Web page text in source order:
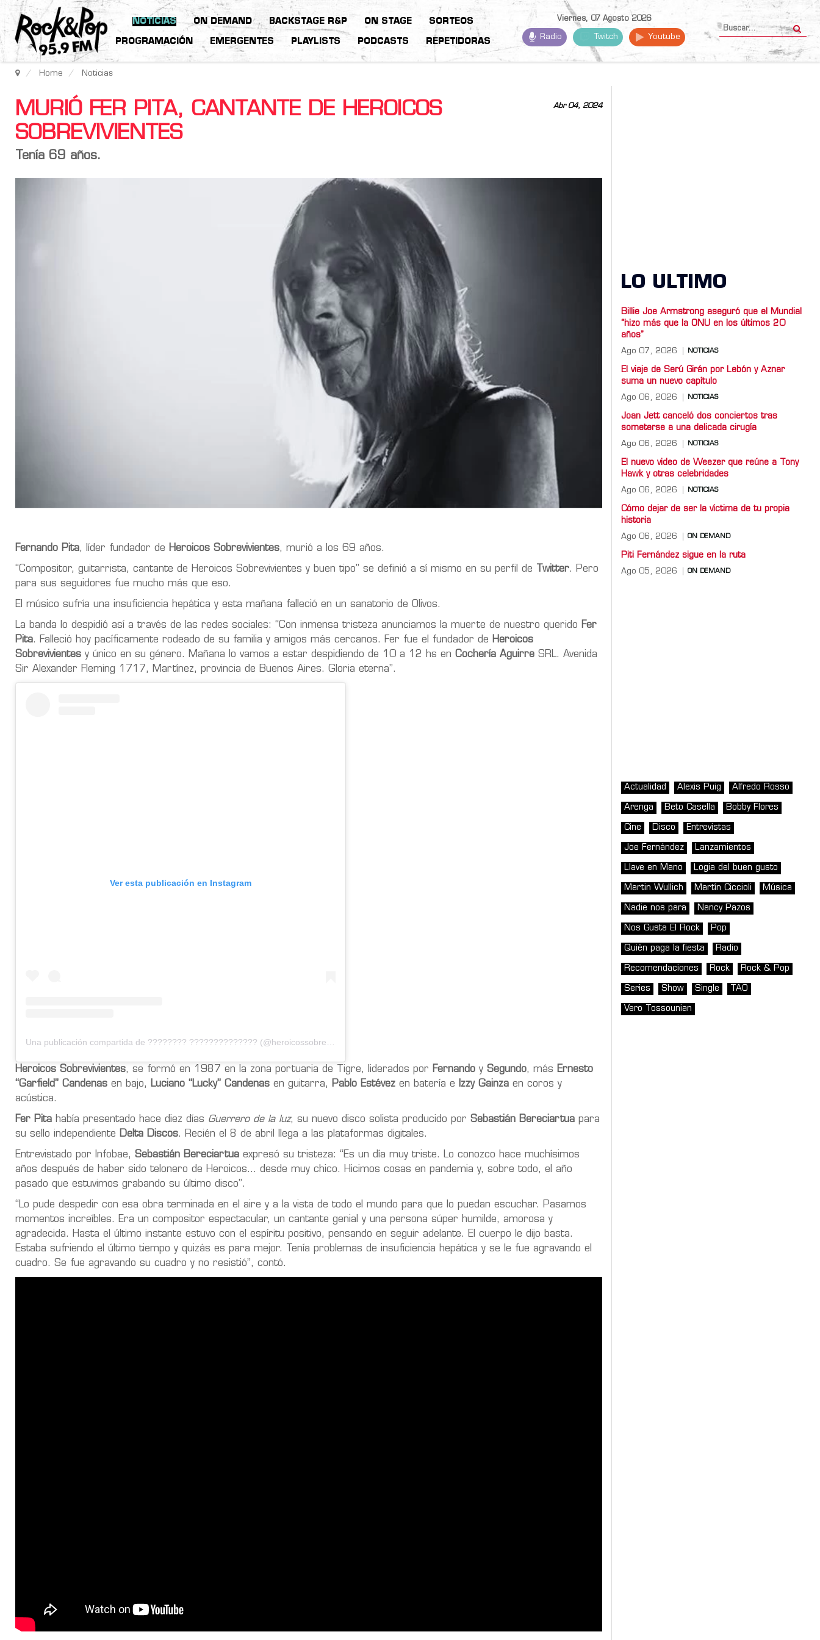
NOTICIAS ON DEMAND BACKSTAGE R&P ON STAGE SORTEOS
PROGRAMACIÓN EMERGENTES PLAYLISTS PODCASTS REPETIDORAS
Viernes, 07 Agosto 2026
Radio Twitch Youtube
Home Noticias
Abr 04, 2024
MURIÓ FER PITA, CANTANTE DE HEROICOS
SOBREVIVIENTES
Tenía 69 años.
Fernando Pita, líder fundador de Heroicos Sobrevivientes, murió a los 69 años.
“Compositor, guitarrista, cantante de Heroicos Sobrevivientes y buen tipo” se definió a sí mismo en su perfil de Twitter. Pero
para sus seguidores fue mucho más que eso.
El músico sufría una insuficiencia hepática y esta mañana falleció en un sanatorio de Olivos.
La banda lo despidió así a través de las redes sociales: “Con inmensa tristeza anunciamos la muerte de nuestro querido Fer
Pita. Falleció hoy pacíficamente rodeado de su familia y amigos más cercanos. Fer fue el fundador de Heroicos
Sobrevivientes y único en su género. Mañana lo vamos a estar despidiendo de 10 a 12 hs en Cochería Aguirre SRL. Avenida
Sir Alexander Fleming 1717, Martínez, provincia de Buenos Aires. Gloria eterna”.
Ver esta publicación en Instagram
Una publicación compartida de ???????? ?????????????? (@heroicossobrevivientes)
Heroicos Sobrevivientes, se formó en 1987 en la zona portuaria de Tigre, liderados por Fernando y Segundo, más Ernesto
“Garfield” Candenas en bajo, Luciano “Lucky” Candenas en guitarra, Pablo Estévez en batería e Izzy Gainza en coros y
acústica.
Fer Pita había presentado hace diez días Guerrero de la luz, su nuevo disco solista producido por Sebastián Bereciartua para
su sello independiente Delta Discos. Recién el 8 de abril llega a las plataformas digitales.
Entrevistado por Infobae, Sebastián Bereciartua expresó su tristeza: “Es un día muy triste. Lo conozco hace muchísimos
años después de haber sido telonero de Heroicos… desde muy chico. Hicimos cosas en pandemia y, sobre todo, el año
pasado que estuvimos grabando su último disco”.
“Lo pude despedir con esa obra terminada en el aire y a la vista de todo el mundo para que lo puedan escuchar. Pasamos
momentos increíbles. Era un compositor espectacular, un cantante genial y una persona súper humilde, amorosa y
agradecida. Hasta el último instante estuvo con el espíritu positivo, pensando en seguir adelante. El cuerpo le dijo basta.
Estaba sufriendo el último tiempo y quizás es para mejor. Tenía problemas de insuficiencia hepática y se le fue agravando el
cuadro. Se fue agravando su cuadro y no resistió”, contó.
LO ULTIMO
Billie Joe Armstrong aseguró que el Mundial
“hizo más que la ONU en los últimos 20
años”
Ago 07, 2026 NOTICIAS
El viaje de Serú Girán por Lebón y Aznar
suma un nuevo capítulo
Ago 06, 2026 NOTICIAS
Joan Jett canceló dos conciertos tras
someterse a una delicada cirugía
Ago 06, 2026 NOTICIAS
El nuevo video de Weezer que reúne a Tony
Hawk y otras celebridades
Ago 06, 2026 NOTICIAS
Cómo dejar de ser la víctima de tu propia
historia
Ago 06, 2026 ON DEMAND
Piti Fernández sigue en la ruta
Ago 05, 2026 ON DEMAND
Actualidad Alexis Puig Alfredo Rosso
Arenga Beto Casella Bobby Flores
Cine Disco Entrevistas
Joe Fernández Lanzamientos
Llave en Mano Logia del buen gusto
Martin Wullich Martín Ciccioli Música
Nadie nos para Nancy Pazos
Nos Gusta El Rock Pop
Quién paga la fiesta Radio
Recomendaciones Rock Rock & Pop
Series Show Single TAO
Vero Tossounian